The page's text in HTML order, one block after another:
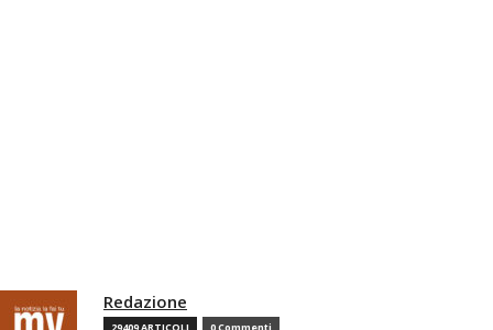
Redazione
29409 ARTICOLI 0 Commenti